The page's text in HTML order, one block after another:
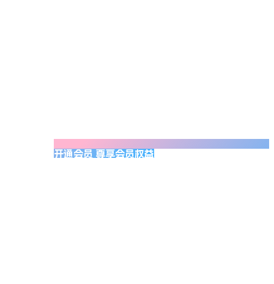
开通会员 尊享会员权益